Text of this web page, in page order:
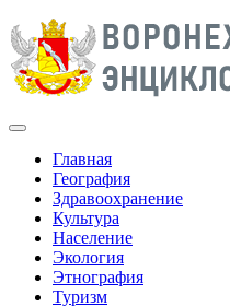
Главная
География
Здравоохранение
Культура
Население
Экология
Этнография
Туризм